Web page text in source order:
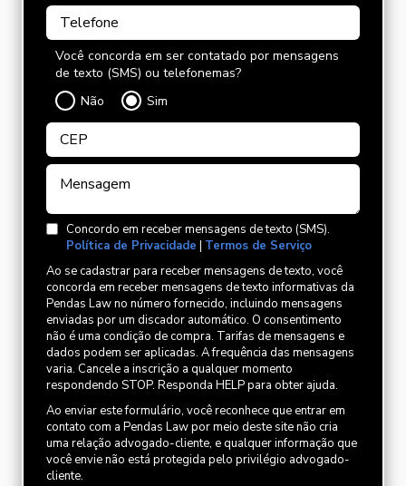
Você concorda em ser contatado por mensagens
de texto (SMS) ou telefonemas?
Não
Sim
Concordo em receber mensagens de texto (SMS).
Política de Privacidade | Termos de Serviço
Ao se cadastrar para receber mensagens de texto, você
concorda em receber mensagens de texto informativas da
Pendas Law no número fornecido, incluindo mensagens
enviadas por um discador automático. O consentimento
não é uma condição de compra. Tarifas de mensagens e
dados podem ser aplicadas. A frequência das mensagens
varia. Cancele a inscrição a qualquer momento
respondendo STOP. Responda HELP para obter ajuda.
Ao enviar este formulário, você reconhece que entrar em
contato com a Pendas Law por meio deste site não cria
uma relação advogado-cliente, e qualquer informação que
você envie não está protegida pelo privilégio advogado-
cliente.